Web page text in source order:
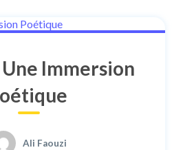
Immersion
Ali Faouzi